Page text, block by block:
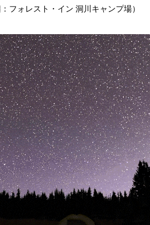
フォレスト・イン 洞川キャンプ場）